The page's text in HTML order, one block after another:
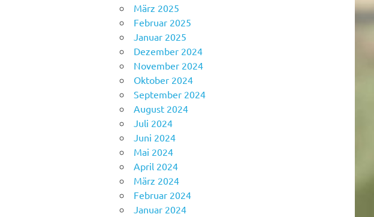
März 2025
Februar 2025
Januar 2025
Dezember 2024
November 2024
Oktober 2024
September 2024
August 2024
Juli 2024
Juni 2024
Mai 2024
April 2024
März 2024
Februar 2024
Januar 2024